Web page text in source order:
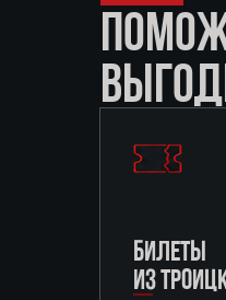
БИЛЕТЫ
ИЗ